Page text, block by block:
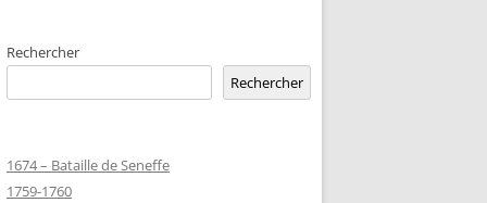
DE
Rechercher
Rechercher
1674 – Bataille de Seneffe
1759-1760